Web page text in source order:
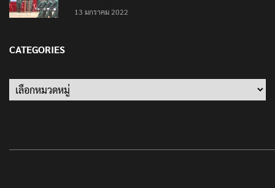
13 มกราคม 2022
CATEGORIES
Categories